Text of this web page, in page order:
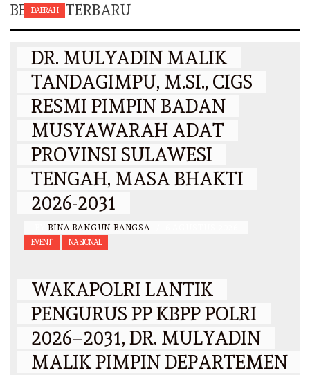
BERITA TERBARU
DAERAH
DR. MULYADIN MALIK
TANDAGIMPU, M.SI., CIGS
RESMI PIMPIN BADAN
MUSYAWARAH ADAT
PROVINSI SULAWESI
TENGAH, MASA BHAKTI
2026-2031
BINA BANGUN BANGSA
EVENT NASIONAL
WAKAPOLRI LANTIK
PENGURUS PP KBPP POLRI
2026–2031, DR. MULYADIN
MALIK PIMPIN DEPARTEMEN